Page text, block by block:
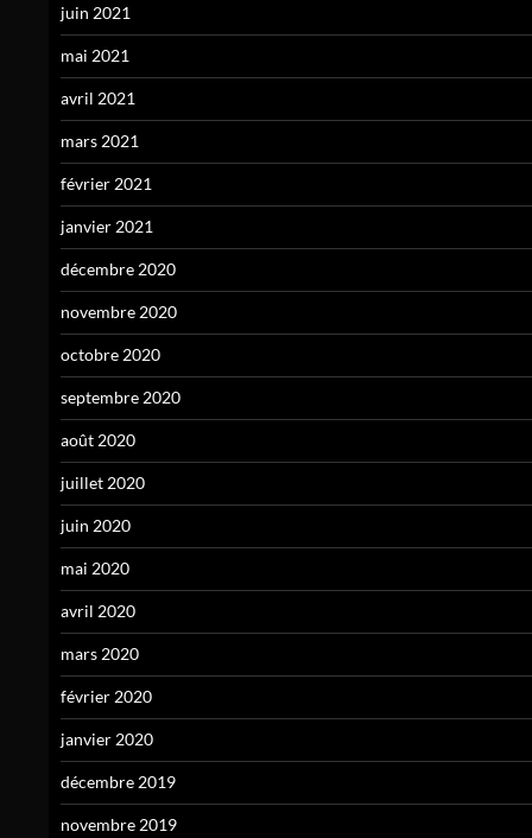
juin 2021
mai 2021
avril 2021
mars 2021
février 2021
janvier 2021
décembre 2020
novembre 2020
octobre 2020
septembre 2020
août 2020
juillet 2020
juin 2020
mai 2020
avril 2020
mars 2020
février 2020
janvier 2020
décembre 2019
novembre 2019